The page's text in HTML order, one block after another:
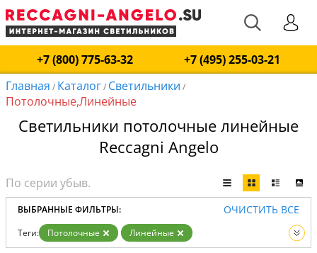
+7 (800) 775-63-32
+7 (495) 255-03-21
Главная / Каталог/ Светильники /
Потолочные,Линейные
Светильники потолочные линейные
Reccagni Angelo
ВЫБРАННЫЕ ФИЛЬТРЫ: ОЧИСТИТЬ ВСЕ
Теги: Потолочные
Линейные
Вид:
Светильники